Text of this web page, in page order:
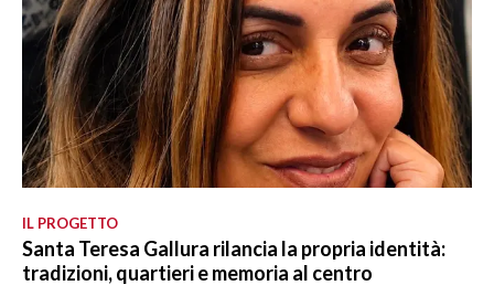
IL PROGETTO
Santa Teresa Gallura rilancia la propria identità:
tradizioni, quartieri e memoria al centro